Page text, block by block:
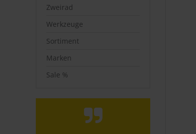
Zweirad
Werkzeuge
Sortiment
Marken
Sale %